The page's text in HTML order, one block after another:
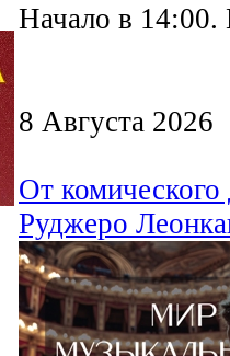
Начало в 14:00.
8 Августа 2026
От комического
Руджеро